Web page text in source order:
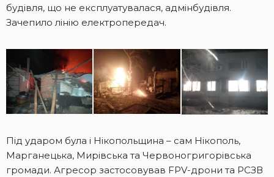
будівля, що не експлуатувалася, адмінбудівля.
Зачепило лінію електропередач.
Під ударом була і Нікопольщина – сам Нікополь,
Марганецька, Мирівська та Червоногригорівська
громади. Агресор застосовував FPV-дрони та РСЗВ